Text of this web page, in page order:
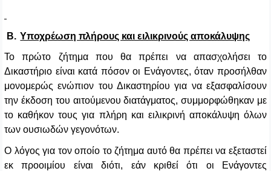
Β. Υποχρέωση πλήρους και ειλικρινούς αποκάλυψης
Το πρώτο ζήτημα που θα πρέπει να απασχολήσει το
Δικαστήριο είναι κατά πόσον οι Ενάγοντες, όταν προσήλθαν
μονομερώς ενώπιον του Δικαστηρίου για να εξασφαλίσουν
την έκδοση του αιτούμενου διατάγματος, συμμορφώθηκαν με
το καθήκον τους για πλήρη και ειλικρινή αποκάλυψη όλων
των ουσιωδών γεγονότων.
Ο λόγος για τον οποίο το ζήτημα αυτό θα πρέπει να εξεταστεί
εκ προοιμίου είναι διότι, εάν κριθεί ότι οι Ενάγοντες